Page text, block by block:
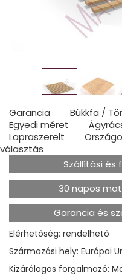
Garancia Bükkfa /
Egyedi méret
Lapraszerelt
választás
Szállítási és
30 napos
Garancia és
Elérhetőség: rendelhető
Származási hely: Európai
Kizárólagos forgalmazó: